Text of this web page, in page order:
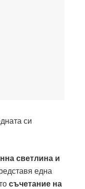
си
светлина и
една
съчетание на